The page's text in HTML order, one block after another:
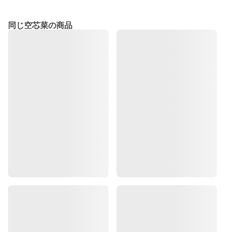
同じ空芯菜の商品